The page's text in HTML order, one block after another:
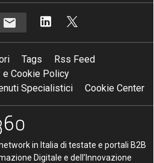
Tags
Rss Feed
e Cookie Policy
Specialistici
Cookie Center
in Italia di testate e portali B2B
Digitale e dell’Innovazione